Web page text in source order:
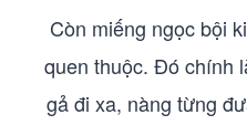
Còn miếng ngọc bội
quen thuộc. Đó chính
gả đi xa, nàng từng